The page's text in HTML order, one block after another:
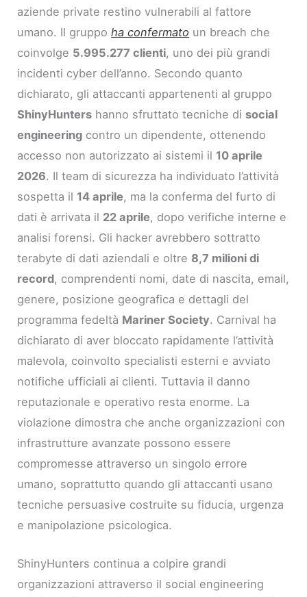
aziende private restino vulnerabili al fattore
umano. Il gruppoha confermato un breach che
coinvolge 5.995.277 clienti, uno dei più grandi
incidenti cyber dell’anno. Secondo quanto
dichiarato, gli attaccanti appartenenti al gruppo
ShinyHunters hanno sfruttato tecniche di social
engineering contro un dipendente, ottenendo
accesso non autorizzato ai sistemi il 10 aprile
2026. Il team di sicurezza ha individuato l’attività
sospetta il 14 aprile, ma la conferma del furto di
dati è arrivata il 22 aprile, dopo verifiche interne e
analisi forensi. Gli hacker avrebbero sottratto
terabyte di dati aziendali e oltre 8,7 milioni di
record, comprendenti nomi, date di nascita, email,
genere, posizione geografica e dettagli del
programma fedeltà Mariner Society. Carnival ha
dichiarato di aver bloccato rapidamente l’attività
malevola, coinvolto specialisti esterni e avviato
notifiche ufficiali ai clienti. Tuttavia il danno
reputazionale e operativo resta enorme. La
violazione dimostra che anche organizzazioni con
infrastrutture avanzate possono essere
compromesse attraverso un singolo errore
umano, soprattutto quando gli attaccanti usano
tecniche persuasive costruite su fiducia, urgenza
e manipolazione psicologica.
ShinyHunters continua a colpire grandi
organizzazioni attraverso il social engineering